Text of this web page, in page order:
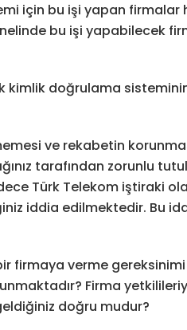
için bu işi yapan firmalar
bu işi yapabilecek
kimlik doğrulama
ve rekabetin
tarafından zorunlu
Türk Telekom iştiraki
iddia edilmektedir. Bu
firmaya verme gereksinimi
Firma
doğru mudur?